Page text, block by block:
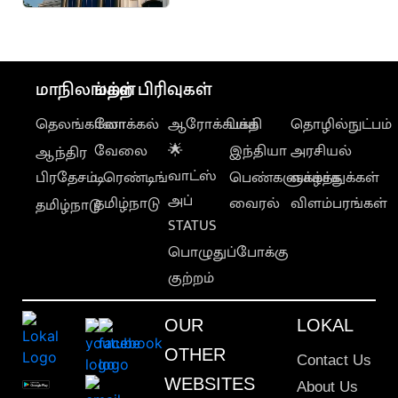
மாநிலங்கள்
தெலங்கானா
ஆந்திர
பிரதேசம்
தமிழ்நாடு
மற்ற பிரிவுகள்
லோக்கல்
வேலை
டிரெண்டிங்
தமிழ்நாடு
ஆரோக்கியம்
🌟
வாட்ஸ்
அப்
STATUS
பொழுதுப்போக்கு
குற்றம்
பக்தி
இந்தியா
பெண்களுக்காக
வைரல்
தொழில்நுட்பம்
அரசியல்
வாழ்த்துக்கள்
விளம்பரங்கள்
OUR
OTHER
WEBSITES
LOKAL
Contact Us
About Us